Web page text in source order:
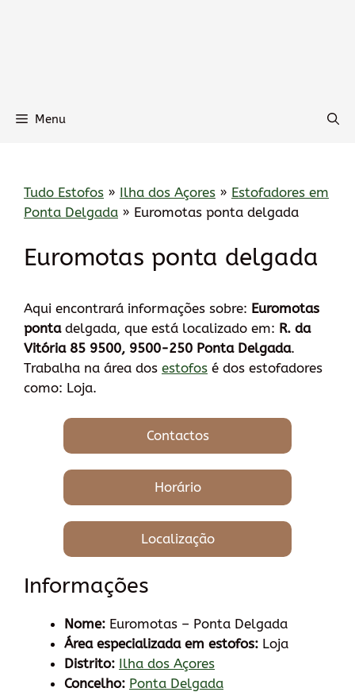
Menu
Tudo Estofos » Ilha dos Açores » Estofadores em
Ponta Delgada » Euromotas ponta delgada
Euromotas ponta delgada
Aqui encontrará informações sobre: Euromotas
pontadelgada, que está localizado em: R. da
Vitória 85 9500, 9500-250 Ponta Delgada.
Trabalha na área dos estofos é dos estofadores
como: Loja.
Contactos
Horário
Localização
Informações
Nome: Euromotas – Ponta Delgada
Área especializada em estofos: Loja
Distrito: Ilha dos Açores
Concelho: Ponta Delgada